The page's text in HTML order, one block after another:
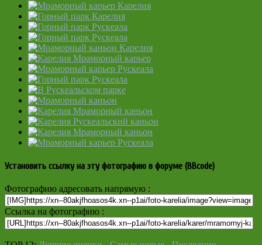
Установить ссылку на эту фотографию в форуме (BBcode)
Фотографию адресовать напрямую :
Ссылка на фотографию :